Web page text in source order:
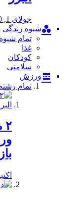
جولای 1, 2020
شیوه زندگی
تمام
غذا
کودکان
سلامتی
ورزش
تمام
اکتبر 12,